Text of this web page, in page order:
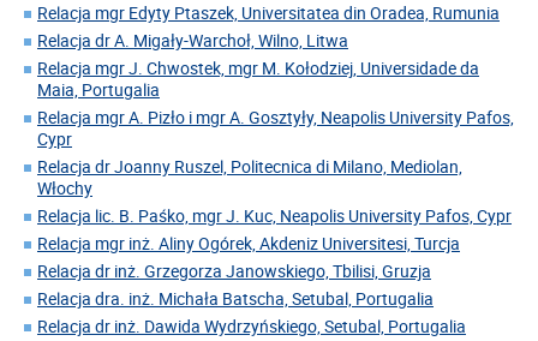
Relacja mgr Edyty Ptaszek, Universitatea din Oradea, Rumunia
Relacja dr A. Migały-Warchoł, Wilno, Litwa
Relacja mgr J. Chwostek, mgr M. Kołodziej, Universidade da
Maia, Portugalia
Relacja mgr A. Pizło i mgr A. Gosztyły, Neapolis University Pafos,
Cypr
Relacja dr Joanny Ruszel, Politecnica di Milano, Mediolan,
Włochy
Relacja lic. B. Paśko, mgr J. Kuc, Neapolis University Pafos, Cypr
Relacja mgr inż. Aliny Ogórek, Akdeniz Universitesi, Turcja
Relacja dr inż. Grzegorza Janowskiego, Tbilisi, Gruzja
Relacja dra. inż. Michała Batscha, Setubal, Portugalia
Relacja dr inż. Dawida Wydrzyńskiego, Setubal, Portugalia